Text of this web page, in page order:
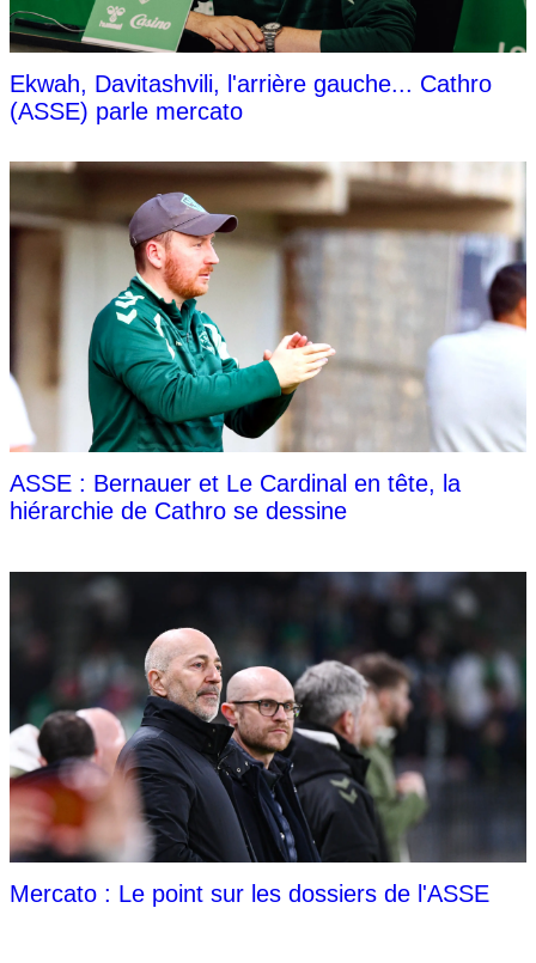
Ekwah, Davitashvili, l'arrière gauche... Cathro
(ASSE) parle mercato
ASSE : Bernauer et Le Cardinal en tête, la
hiérarchie de Cathro se dessine
Mercato : Le point sur les dossiers de l'ASSE